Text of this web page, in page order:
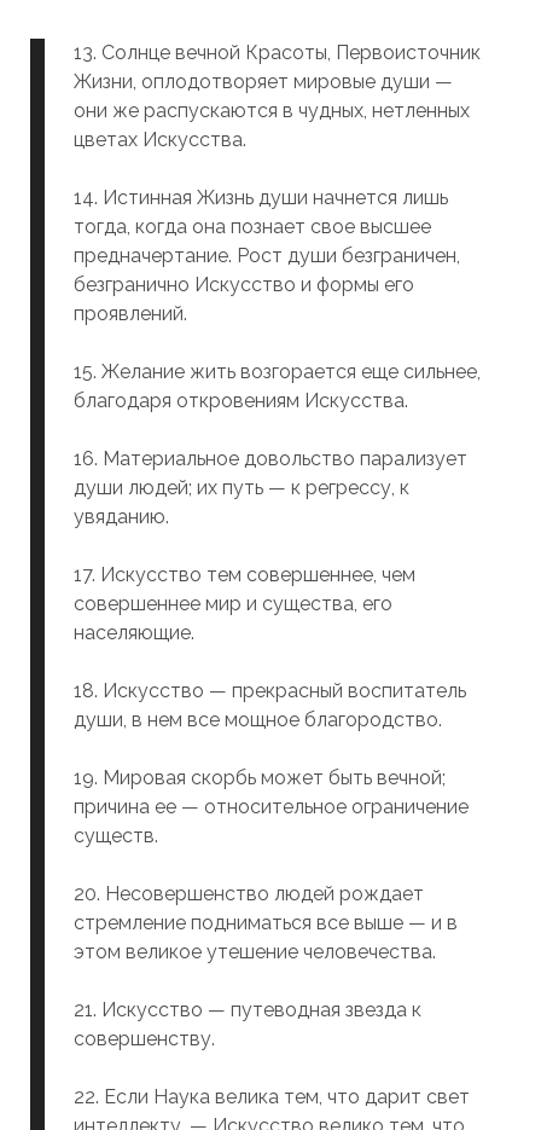
13. Солнце вечной Красоты, Первоисточник
Жизни, оплодотворяет мировые души —
они же распускаются в чудных, нетленных
цветах Искусства.
14. Истинная Жизнь души начнется лишь
тогда, когда она познает свое высшее
предначертание. Рост души безграничен,
безгранично Искусство и формы его
проявлений.
15. Желание жить возгорается еще сильнее,
благодаря oткpoвeниям Искусства.
16. Материальное довольство парализует
души людей; их путь — к регрессу, к
увяданию.
17. Искусство тем совершеннее, чем
совершеннее мир и существа, его
населяющие.
18. Искусство — прекрасный воспитатель
души, в нем все мощное благородство.
19. Мировая скорбь может быть вечной;
причина ее — относительное ограничение
существ.
20. Несовершенство людей рождает
стремление подниматься все выше — и в
этом великое утешение человечества.
21. Искусство — путеводная звезда к
совершенству.
22. Если Наука велика тем, что дарит свет